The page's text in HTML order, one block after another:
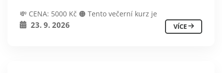
💸 CENA: 5000 Kč 🟠 Tento večerní kurz je
23. 9. 2026 VÍCE